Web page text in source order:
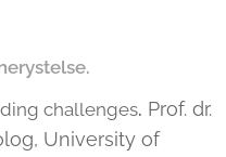
challenges. Prof. dr.
University of